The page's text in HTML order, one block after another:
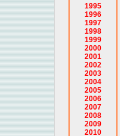
1995
1996
1997
1998
1999
2000
2001
2002
2003
2004
2005
2006
2007
2008
2009
2010